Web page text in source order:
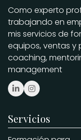
Como experto
trabajando en
mis servicios de
equipos, ventas
coaching,
management
Servicios